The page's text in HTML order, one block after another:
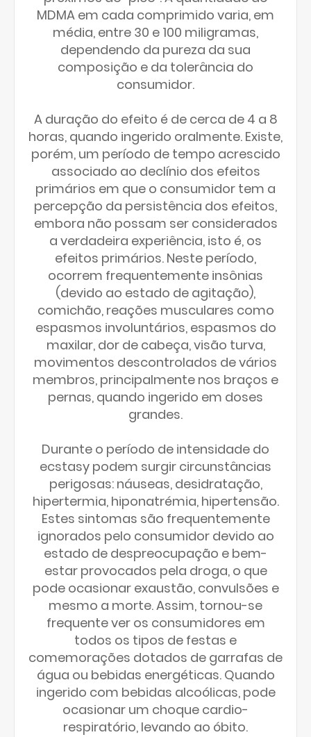
MDMA em cada comprimido varia, em
média, entre 30 e 100 miligramas,
dependendo da pureza da sua
composição e da tolerância do
consumidor.
A duração do efeito é de cerca de 4 a 8
horas, quando ingerido oralmente. Existe,
porém, um período de tempo acrescido
associado ao declínio dos efeitos
primários em que o consumidor tem a
percepção da persistência dos efeitos,
embora não possam ser considerados
a verdadeira experiência, isto é, os
efeitos primários. Neste período,
ocorrem frequentemente insônias
(devido ao estado de agitação),
comichão, reações musculares como
espasmos involuntários, espasmos do
maxilar, dor de cabeça, visão turva,
movimentos descontrolados de vários
membros, principalmente nos braços e
pernas, quando ingerido em doses
grandes.
Durante o período de intensidade do
ecstasy podem surgir circunstâncias
perigosas: náuseas, desidratação,
hipertermia, hiponatrémia, hipertensão.
Estes sintomas são frequentemente
ignorados pelo consumidor devido ao
estado de despreocupação e bem-
estar provocados pela droga, o que
pode ocasionar exaustão, convulsões e
mesmo a morte. Assim, tornou-se
frequente ver os consumidores em
todos os tipos de festas e
comemorações dotados de garrafas de
água ou bebidas energéticas. Quando
ingerido com bebidas alcoólicas, pode
ocasionar um choque cardio-
respiratório, levando ao óbito.